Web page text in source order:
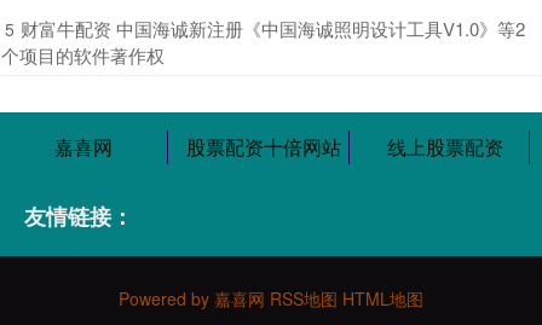
5 ​财富牛配资 中国海诚新注册《中国海诚照明设计工具V1.0》等2
个项目的软件著作权
嘉喜网 股票配资十倍网站 线上股票配资
友情链接：
Powered by 嘉喜网 RSS地图 HTML地图